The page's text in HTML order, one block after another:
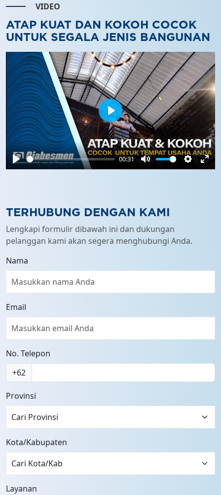
VIDEO
ATAP KUAT DAN KOKOH COCOK
UNTUK SEGALA JENIS BANGUNAN
Play
00:31
Mute Settings
Play
TERHUBUNG DENGAN KAMI
Lengkapi formulir dibawah ini dan dukungan
pelanggan kami akan segera menghubungi Anda.
Nama
Email
No. Telepon
+62
Provinsi
Cari Provinsi
Kota/Kabupaten
Layanan